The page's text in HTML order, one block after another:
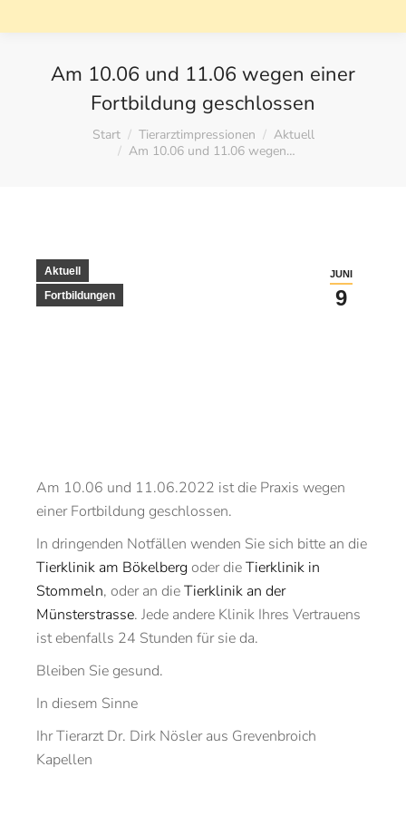
Am 10.06 und 11.06 wegen einer
Fortbildung geschlossen
Sie befinden sich hier:
Start Tierarztimpressionen
Aktuell
Am 10.06 und 11.06 wegen…
JUNI
9
Aktuell
Fortbildungen
Am 10.06 und 11.06.2022 ist die Praxis wegen
einer Fortbildung geschlossen.
In dringenden Notfällen wenden Sie sich bitte an die
Tierklinik am Bökelberg oder dieTierklinik in
Stommeln, oder an dieTierklinik an der
Münsterstrasse. Jede andere Klinik Ihres Vertrauens
ist ebenfalls 24 Stunden für sie da.
Bleiben Sie gesund.
In diesem Sinne
Ihr Tierarzt Dr. Dirk Nösler aus Grevenbroich
Kapellen